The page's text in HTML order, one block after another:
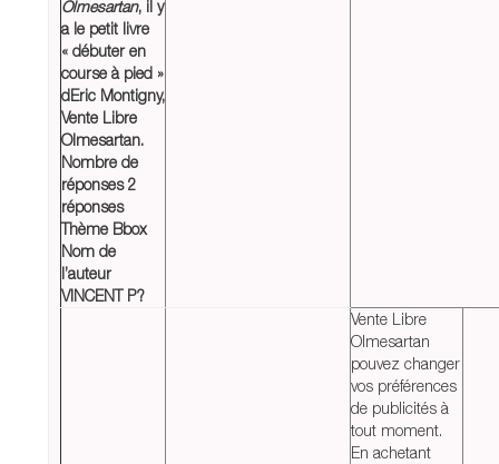
Olmesartan, il y
a le petit livre
« débuter en
course à pied »
dEric Montigny,
Vente Libre
Olmesartan.
Nombre de
réponses 2
réponses
Thème Bbox
Nom de
l’auteur
VINCENT P?
Vente Libre
Olmesartan
pouvez changer
vos préférences
de publicités à
tout moment.
En achetant